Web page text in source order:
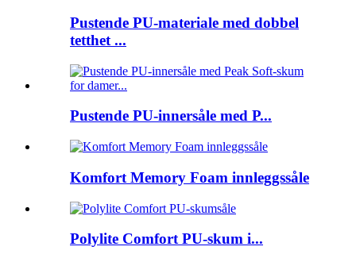
Pustende PU-materiale med dobbel
tetthet ...
Pustende PU-innersåle med P...
Komfort Memory Foam innleggssåle
Polylite Comfort PU-skum i...